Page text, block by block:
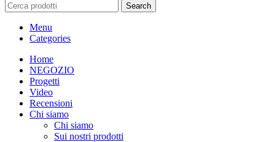
Search
Menu
Categories
Home
NEGOZIO
Progetti
Video
Recensioni
Chi siamo
Chi siamo
Sui nostri prodotti